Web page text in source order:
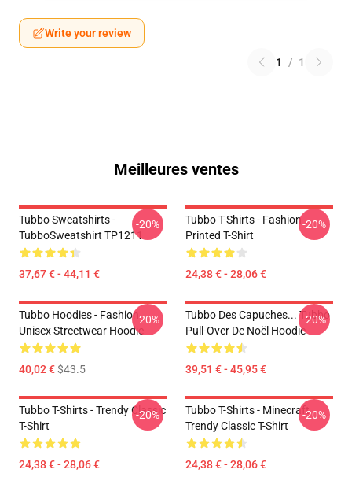
Write your review
1 / 1
Meilleures ventes
Tubbo Sweatshirts -
TubboSweatshirt TP1211
37,67 € - 44,11 €
-20%
Tubbo T-Shirts - Fashion
Printed T-Shirt
24,38 € - 28,06 €
-20%
Tubbo Hoodies - Fashion
Unisex Streetwear Hoodie
40,02 €$43.5
-20%
Tubbo Des Capuches... Tubbo
Pull-Over De Noël Hoodie
39,51 € - 45,95 €
-20%
Tubbo T-Shirts - Trendy Classic
T-Shirt
24,38 € - 28,06 €
-20%
Tubbo T-Shirts - Minecraft
Trendy Classic T-Shirt
24,38 € - 28,06 €
-20%